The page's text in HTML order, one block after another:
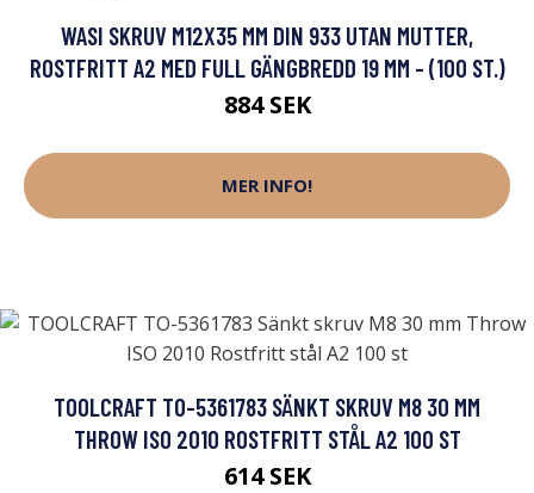
WASI SKRUV M12X35 MM DIN 933 UTAN MUTTER,
ROSTFRITT A2 MED FULL GÄNGBREDD 19 MM - (100 ST.)
884 SEK
MER INFO!
TOOLCRAFT TO-5361783 SÄNKT SKRUV M8 30 MM
THROW ISO 2010 ROSTFRITT STÅL A2 100 ST
614 SEK